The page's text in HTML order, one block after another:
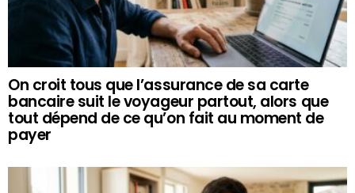
On croit tous que l’assurance de sa carte
bancaire suit le voyageur partout, alors que
tout dépend de ce qu’on fait au moment de
payer